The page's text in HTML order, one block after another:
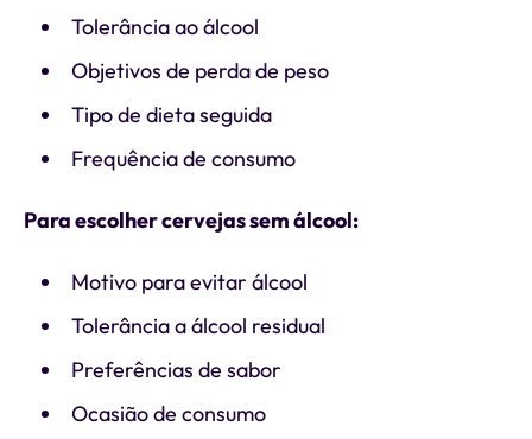
Tolerância ao álcool
Objetivos de perda de peso
Tipo de dieta seguida
Frequência de consumo
Para escolher cervejas sem álcool:
Motivo para evitar álcool
Tolerância a álcool residual
Preferências de sabor
Ocasião de consumo